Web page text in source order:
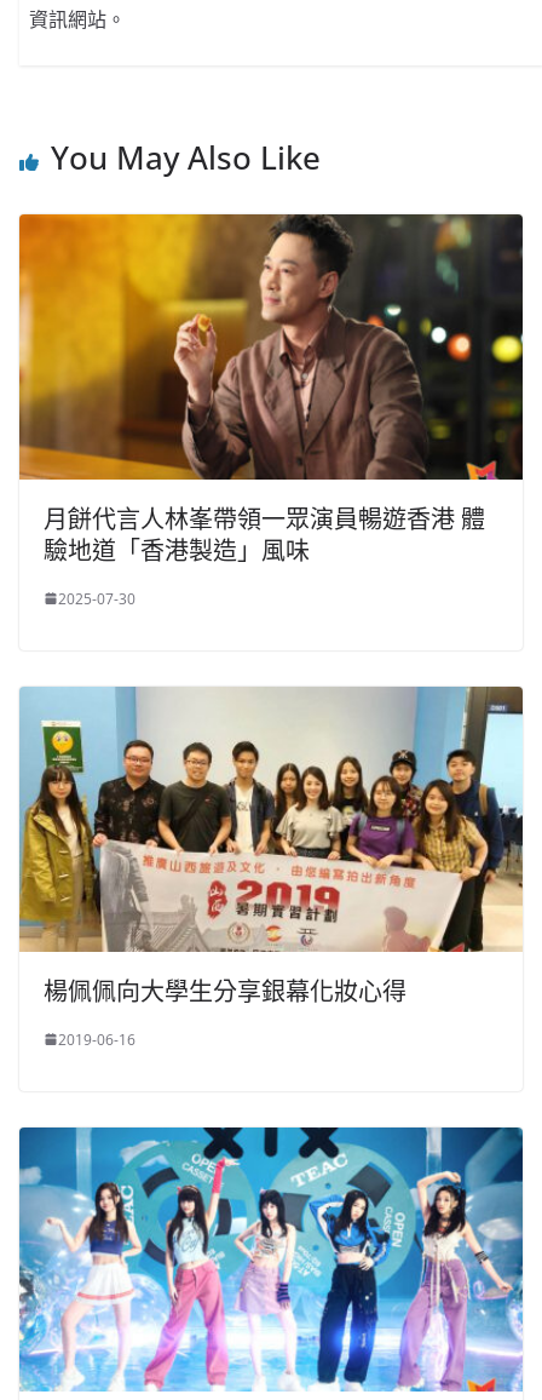
資訊網站。
You May Also Like
月餅代言人林峯帶領一眾演員暢遊香港 體
驗地道「香港製造」風味
2025-07-30
楊佩佩向大學生分享銀幕化妝心得
2019-06-16